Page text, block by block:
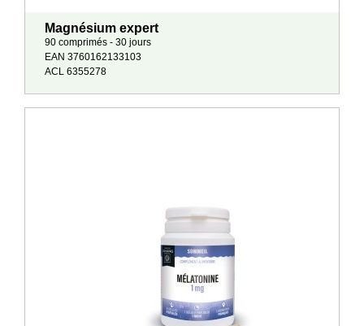
Magnésium expert
90 comprimés - 30 jours
EAN 3760162133103
ACL 6355278